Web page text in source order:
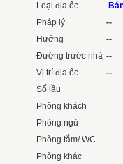
Loại địa ốc
Pháp lý
--
Hướng
--
Đường trước nhà --
Vị trí địa ốc
--
Số lầu
Phòng khách
Phòng ngủ
Phòng tắm/ WC
Phòng khác